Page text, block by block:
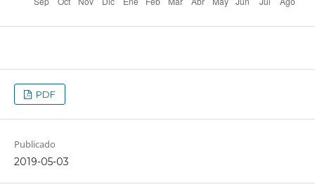
PDF
Publicado
2019-05-03